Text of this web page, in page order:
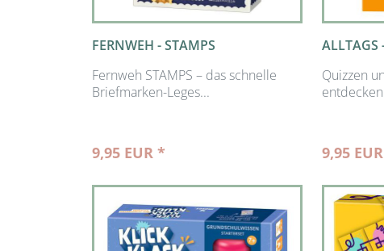
FERNWEH - STAMPS
Fernweh STAMPS – das schnelle
Briefmarken-Leges...
9,95 EUR *
ALLTAGS
Quizzen
9,95